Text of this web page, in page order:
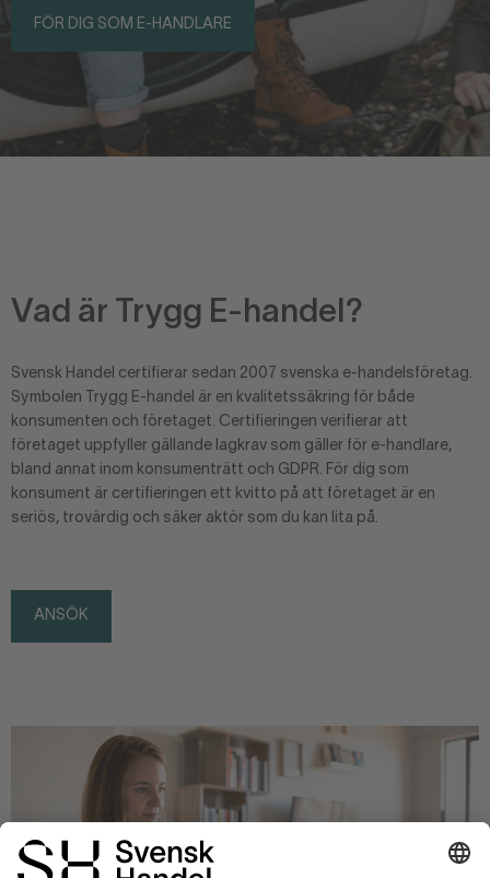
FÖR DIG SOM E-HANDLARE
Vad är Trygg E-handel?
Svensk Handel certifierar sedan 2007 svenska e-handelsföretag.
Symbolen Trygg E-handel är en kvalitetssäkring för både
konsumenten och företaget. Certifieringen verifierar att
företaget uppfyller gällande lagkrav som gäller för e-handlare,
bland annat inom konsumenträtt och GDPR. För dig som
konsument är certifieringen ett kvitto på att företaget är en
seriös, trovärdig och säker aktör som du kan lita på.
ANSÖK